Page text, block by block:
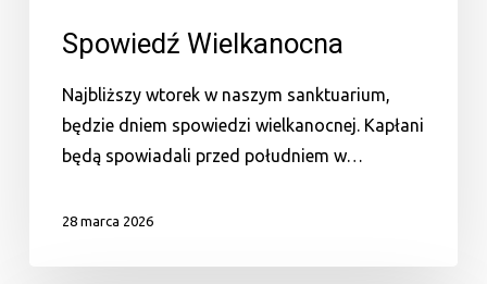
Spowiedź Wielkanocna
Najbliższy wtorek w naszym sanktuarium,
będzie dniem spowiedzi wielkanocnej. Kapłani
będą spowiadali przed południem w…
28 marca 2026